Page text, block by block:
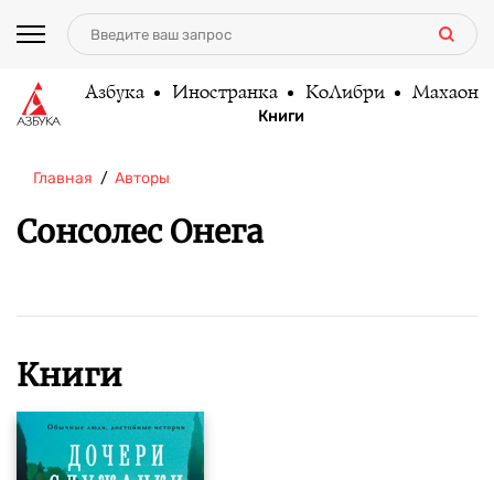
Азбука Иностранка КоЛибри Махаон
Книги
Главная Авторы
Сонсолес Онега
Книги